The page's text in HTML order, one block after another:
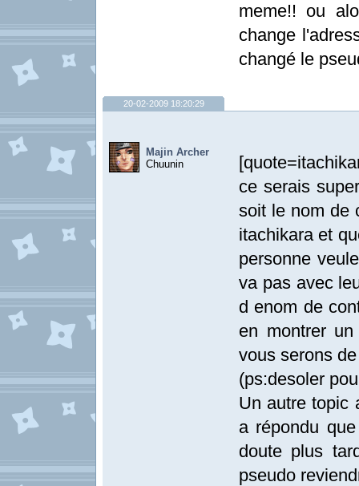
meme!! ou
change
changé le
20-02-2009 18:20:29
Majin Archer
Chuunin
ce serais
soit le nom de
itachikara et
personne
va pas avec
d enom de
en montrer
vous serons
(ps:desoler
Un autre topic
a répondu
doute plus
pseudo